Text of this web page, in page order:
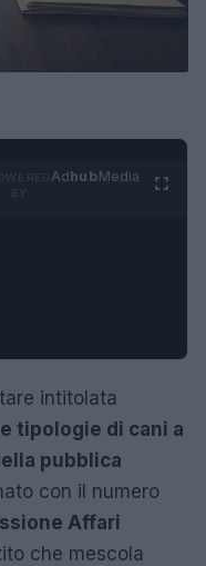
AdhubMedia
intitolata
tipologie di cani a
pubblica
con il numero
Affari
che mescola